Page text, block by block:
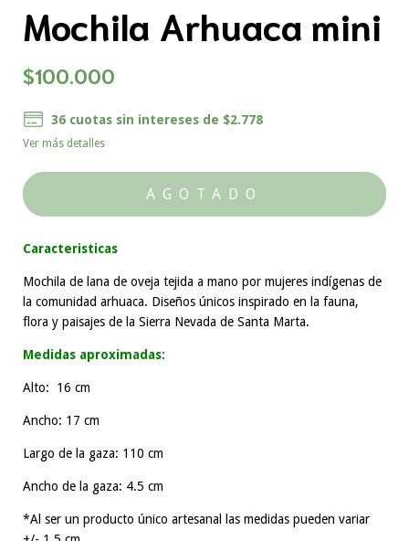
Mochila Arhuaca mini
$100.000
36 cuotas sin intereses de $2.778
Ver más detalles
Caracteristicas
Mochila de lana de oveja tejida a mano por mujeres indígenas de
la comunidad arhuaca. Diseños únicos inspirado en la fauna,
flora y paisajes de la Sierra Nevada de Santa Marta.
Medidas aproximadas:
Alto: 16 cm
Ancho: 17 cm
Largo de la gaza: 110 cm
Ancho de la gaza: 4.5 cm
*Al ser un producto único artesanal las medidas pueden variar